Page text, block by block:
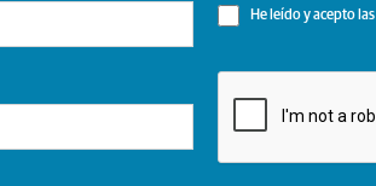
He leído y acepto las